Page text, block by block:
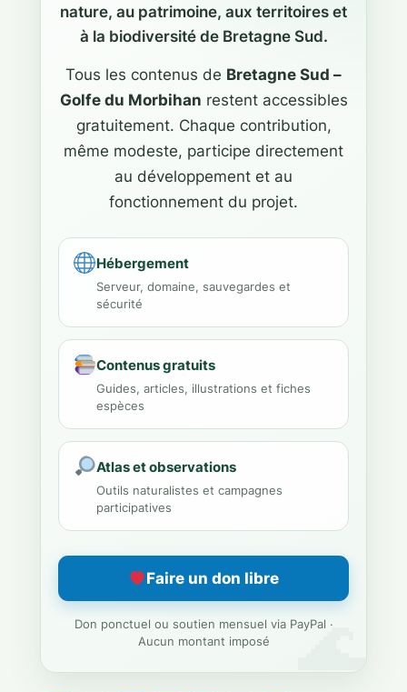
nature, au patrimoine, aux territoires et
à la biodiversité de Bretagne Sud.
Tous les contenus de Bretagne Sud –
Golfe du Morbihan restent accessibles
gratuitement. Chaque contribution,
même modeste, participe directement
au développement et au
fonctionnement du projet.
Hébergement
Serveur, domaine, sauvegardes et
sécurité
Contenus gratuits
Guides, articles, illustrations et fiches
espèces
Atlas et observations
Outils naturalistes et campagnes
participatives
Faire un don libre
Don ponctuel ou soutien mensuel via PayPal ·
Aucun montant imposé